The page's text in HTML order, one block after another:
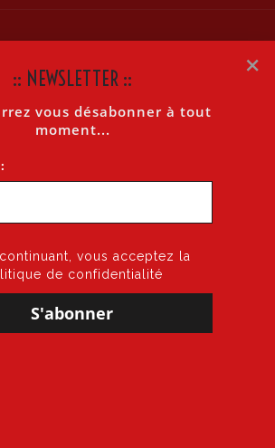
»Informations générales»Droits et demandes
×
:: NEWSLETTER ::
vous désabonner à tout
moment...
vous acceptez la
de confidentialité